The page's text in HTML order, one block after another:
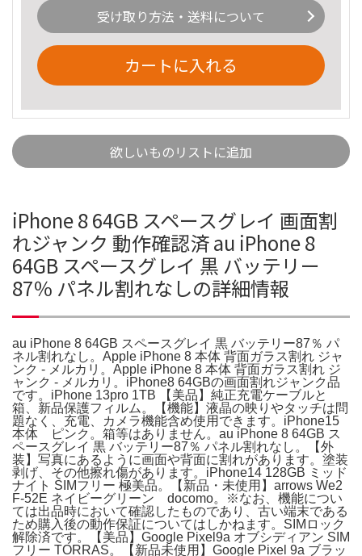
受け取り方法・送料について
カートに入れる
欲しいものリストに追加
iPhone 8 64GB スペースグレイ 画面割
れジャンク 動作確認済 au iPhone 8
64GB スペースグレイ 黒 バッテリー
87％ パネル割れなしの詳細情報
au iPhone 8 64GB スペースグレイ 黒 バッテリー87％ パ
ネル割れなし。Apple iPhone 8 本体 背面ガラス割れ ジャ
ンク - メルカリ。Apple iPhone 8 本体 背面ガラス割れ ジ
ャンク - メルカリ。iPhone8 64GBの画面割れジャンク品
です。iPhone 13pro 1TB 【美品】純正充電ケーブルと
箱、新品保護フィルム。【機能】液晶の映りやタッチは問
題なく、充電、カメラ機能含め使用できます。iPhone15
本体 ピンク。箱等はありません。au iPhone 8 64GB ス
ペースグレイ 黒 バッテリー87％ パネル割れなし。【外
装】写真にあるように画面や背面に割れがあります。塗装
剥げ、その他擦れ傷があります。iPhone14 128GB ミッド
ナイト SIMフリー 極美品。【新品・未使用】arrows We2
F-52E ネイビーグリーン docomo。※なお、機能につい
ては出品時において確認したものであり、古い端末である
ため購入後の動作保証についてはしかねます。SIMロック
解除済です。【美品】Google Pixel9a オブシディアン SIM
フリー TORRAS。【新品未使用】Google Pixel 9a ブラッ